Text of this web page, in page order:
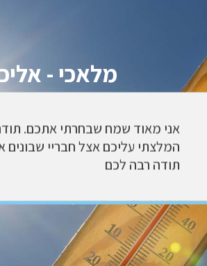
מלאכי -
אני מאוד שמח שבחרתי אתכם.
המלצתי עליכם אצל חבריי
תודה רבה לכם